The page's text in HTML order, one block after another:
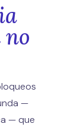
no
—
— que